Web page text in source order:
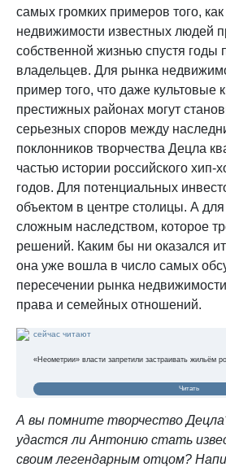
самых громких примеров того,
недвижимости известных людей
собственной жизнью спустя годы
владельцев. Для рынка
пример того, что даже культовые
престижных районах могут
серьезных споров между
поклонников творчества Децла
частью истории российского хип-
годов. Для потенциальных
объектом в центре столицы. А
сложным наследством, которое
решений. Каким бы ни оказался
она уже вошла в число самых
пересечении рынка
права и семейных отношений.
сейчас читают
«Неометрии» власти запретили застраивать жильём
Читать
А вы помните творчество
удастся ли Антонию стать
своим легендарным отцом?